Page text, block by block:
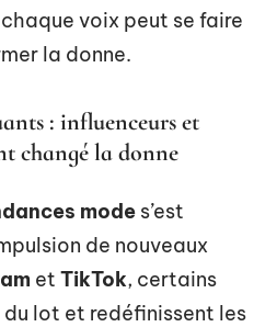
voix peut se faire
la donne.
: influenceurs et
changé la donne
mode s’est
de nouveaux
et TikTok, certains
lot et redéfinissent les